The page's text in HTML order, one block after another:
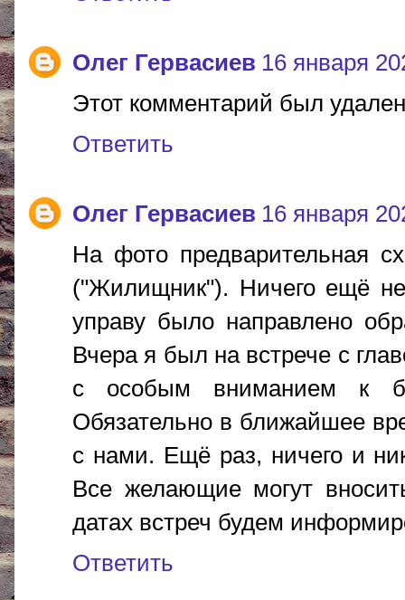
Олег Гервасиев 16 января
Этот комментарий был
Ответить
Олег Гервасиев 16 января
На фото предварительная
("Жилищник"). Ничего ещё не
управу было направлено
Вчера я был на встрече с
с особым вниманием к
Обязательно в ближайшее
с нами. Ещё раз, ничего и
Все желающие могут
датах встреч будем
Ответить